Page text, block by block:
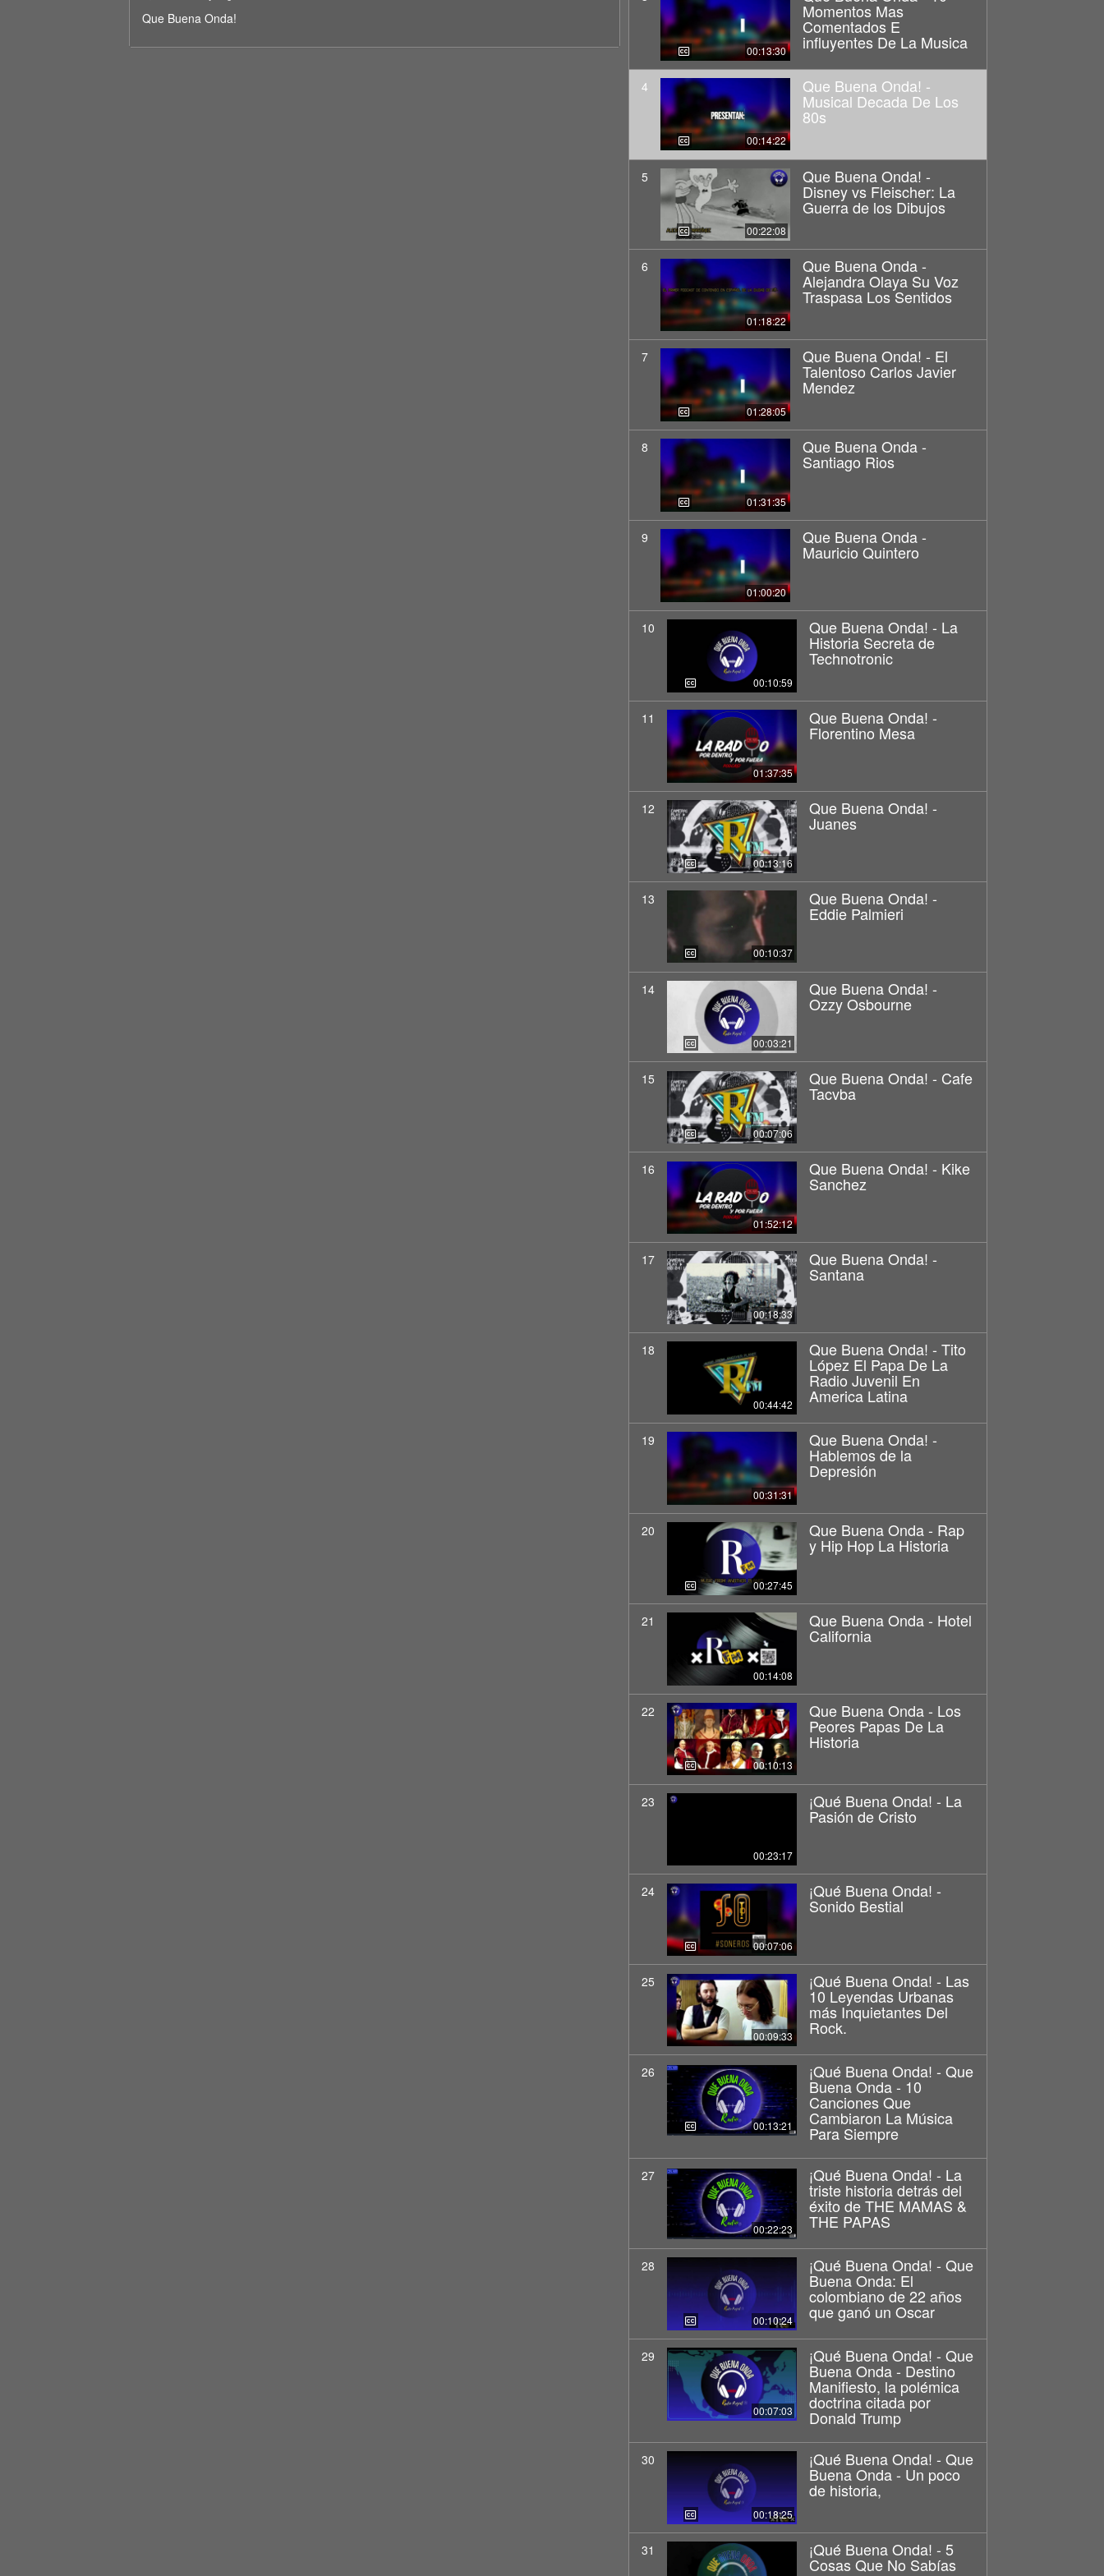
90%
Que Buena Onda!
00:13:30
Momentos Mas
Comentados E
influyentes De La Musica
4
00:14:22
Que Buena Onda! -
Musical Decada De Los
80s
5
00:22:08
Que Buena Onda! -
Disney vs Fleischer: La
Guerra de los Dibujos
6
01:18:22
Que Buena Onda -
Alejandra Olaya Su Voz
Traspasa Los Sentidos
7
01:28:05
Que Buena Onda! - El
Talentoso Carlos Javier
Mendez
8
01:31:35
Que Buena Onda -
Santiago Rios
9
01:00:20
Que Buena Onda -
Mauricio Quintero
10
00:10:59
Que Buena Onda! - La
Historia Secreta de
Technotronic
11
01:37:35
Que Buena Onda! -
Florentino Mesa
12
00:13:16
Que Buena Onda! -
Juanes
13
00:10:37
Que Buena Onda! -
Eddie Palmieri
14
00:03:21
Que Buena Onda! -
Ozzy Osbourne
15
00:07:06
Que Buena Onda! - Cafe
Tacvba
16
01:52:12
Que Buena Onda! - Kike
Sanchez
17
00:18:33
Que Buena Onda! -
Santana
18
00:44:42
Que Buena Onda! - Tito
López El Papa De La
Radio Juvenil En
America Latina
19
00:31:31
Que Buena Onda! -
Hablemos de la
Depresión
20
00:27:45
Que Buena Onda - Rap
y Hip Hop La Historia
21
00:14:08
Que Buena Onda - Hotel
California
22
00:10:13
Que Buena Onda - Los
Peores Papas De La
Historia
23
00:23:17
¡Qué Buena Onda! - La
Pasión de Cristo
24
00:07:06
¡Qué Buena Onda! -
Sonido Bestial
25
00:09:33
¡Qué Buena Onda! - Las
10 Leyendas Urbanas
más Inquietantes Del
Rock.
26
00:13:21
¡Qué Buena Onda! - Que
Buena Onda - 10
Canciones Que
Cambiaron La Música
Para Siempre
27
00:22:23
¡Qué Buena Onda! - La
triste historia detrás del
éxito de THE MAMAS &
THE PAPAS
28
00:10:24
¡Qué Buena Onda! - Que
Buena Onda: El
colombiano de 22 años
que ganó un Oscar
29
00:07:03
¡Qué Buena Onda! - Que
Buena Onda - Destino
Manifiesto, la polémica
doctrina citada por
Donald Trump
30
00:18:25
¡Qué Buena Onda! - Que
Buena Onda - Un poco
de historia,
31 ¡Qué Buena Onda! - 5
Cosas Que No Sabías